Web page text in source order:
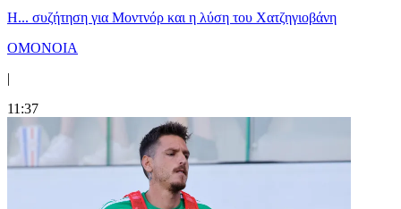
Η... συζήτηση για Μοντνόρ και η λύση του Χατζηγιοβάνη
ΟΜΟΝΟΙΑ
|
11:37